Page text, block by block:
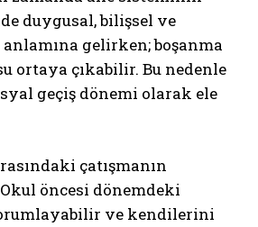
duygusal, bilişsel ve
gelirken; boşanma
ortaya çıkabilir. Bu nedenle
geçiş dönemi olarak ele
çatışmanın
öncesi dönemdeki
ve kendilerini